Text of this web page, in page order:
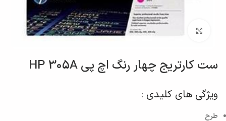
بزرگنمایی تصویر
ست کارتریج چهار رنگ اچ پی HP 305A
ویژگی های کلیدی :
طرح